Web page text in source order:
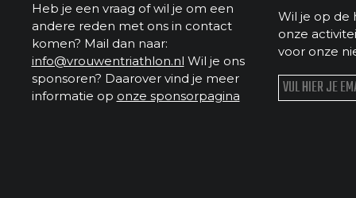
Heb je een vraag of wil je om een
andere reden met ons in contact
komen? Mail dan naar:
info@vrouwentriathlon.nl Wil je ons
sponsoren? Daarover vind je meer
informatie op onze sponsorpagina
Wil je op de
onze
voor onze